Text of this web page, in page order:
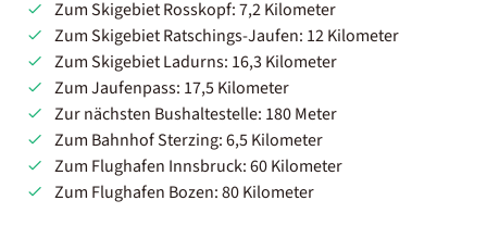
Zum Skigebiet Rosskopf: 7,2 Kilometer
Zum Skigebiet Ratschings-Jaufen: 12 Kilometer
Zum Skigebiet Ladurns: 16,3 Kilometer
Zum Jaufenpass: 17,5 Kilometer
Zur nächsten Bushaltestelle: 180 Meter
Zum Bahnhof Sterzing: 6,5 Kilometer
Zum Flughafen Innsbruck: 60 Kilometer
Zum Flughafen Bozen: 80 Kilometer